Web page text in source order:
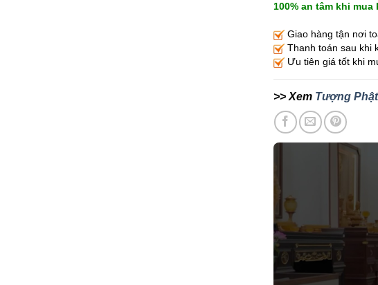
100% an tâm khi
Giao hàng tận nơi
Thanh toán sau khi
Ưu tiên giá tốt khi
>> Xem Tượng